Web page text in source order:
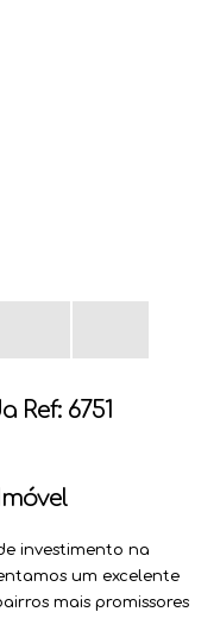
Ref: 6751
investimento na
um excelente
mais promissores